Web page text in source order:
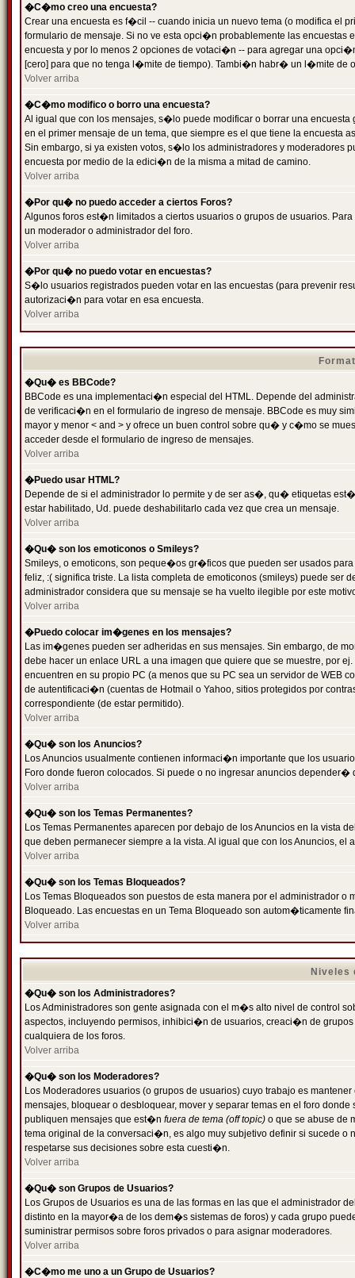
�C�mo creo una encuesta?
Crear una encuesta es f�cil -- cuando inicia un nuevo tema (o modifica el
formulario de mensaje. Si no ve esta opci�n probablemente las
encuesta y por lo menos 2 opciones de votaci�n -- para agregar una
[cero] para que no tenga l�mite de tiempo). Tambi�n habr� un l�mite de
Volver arriba
�C�mo modifico o borro una encuesta?
Al igual que con los mensajes, s�lo puede modificar o borrar una
en el primer mensaje de un tema, que siempre es el que tiene la encuesta
Sin embargo, si ya existen votos, s�lo los administradores y moderadores
encuesta por medio de la edici�n de la misma a mitad de camino.
Volver arriba
�Por qu� no puedo acceder a ciertos Foros?
Algunos foros est�n limitados a ciertos usuarios o grupos de usuarios.
un moderador o administrador del foro.
Volver arriba
�Por qu� no puedo votar en encuestas?
S�lo usuarios registrados pueden votar en las encuestas (para prevenir
autorizaci�n para votar en esa encuesta.
Volver arriba
�Qu� es BBCode?
BBCode es una implementaci�n especial del HTML. Depende del
de verificaci�n en el formulario de ingreso de mensaje. BBCode es muy
mayor y menor < and > y ofrece un buen control sobre qu� y c�mo se
acceder desde el formulario de ingreso de mensajes.
Volver arriba
�Puedo usar HTML?
Depende de si el administrador lo permite y de ser as�, qu� etiquetas
estar habilitado, Ud. puede deshabilitarlo cada vez que crea un mensaje.
Volver arriba
�Qu� son los emoticonos o Smileys?
Smileys, o emoticons, son peque�os gr�ficos que pueden ser usados
feliz, :( significa triste. La lista completa de emoticonos (smileys) puede
administrador considera que su mensaje se ha vuelto ilegible por este
Volver arriba
�Puedo colocar im�genes en los mensajes?
Las im�genes pueden ser adheridas en sus mensajes. Sin embargo, de
debe hacer un enlace URL a una imagen que quiere que se muestre, por
encuentren en su propio PC (a menos que su PC sea un servidor de
de autentificaci�n (cuentas de Hotmail o Yahoo, sitios protegidos por
correspondiente (de estar permitido).
Volver arriba
�Qu� son los Anuncios?
Los Anuncios usualmente contienen informaci�n importante que los
Foro donde fueron colocados. Si puede o no ingresar anuncios
Volver arriba
�Qu� son los Temas Permanentes?
Los Temas Permanentes aparecen por debajo de los Anuncios en la
que deben permanecer siempre a la vista. Al igual que con los Anuncios,
Volver arriba
�Qu� son los Temas Bloqueados?
Los Temas Bloqueados son puestos de esta manera por el administrador
Bloqueado. Las encuestas en un Tema Bloqueado son autom�ticamente
Volver arriba
Niveles
�Qu� son los Administradores?
Los Administradores son gente asignada con el m�s alto nivel de control
aspectos, incluyendo permisos, inhibici�n de usuarios, creaci�n de
cualquiera de los foros.
Volver arriba
�Qu� son los Moderadores?
Los Moderadores usuarios (o grupos de usuarios) cuyo trabajo es
mensajes, bloquear o desbloquear, mover y separar temas en el foro
publiquen mensajes que est�n fuera de tema (off topic) o que se abuse de
tema original de la conversaci�n, es algo muy subjetivo definir si sucede
respetarse sus decisiones sobre esta cuesti�n.
Volver arriba
�Qu� son Grupos de Usuarios?
Los Grupos de Usuarios es una de las formas en las que el administrador
distinto en la mayor�a de los dem�s sistemas de foros) y cada grupo
suministrar permisos sobre foros privados o para asignar moderadores.
Volver arriba
�C�mo me uno a un Grupo de Usuarios?